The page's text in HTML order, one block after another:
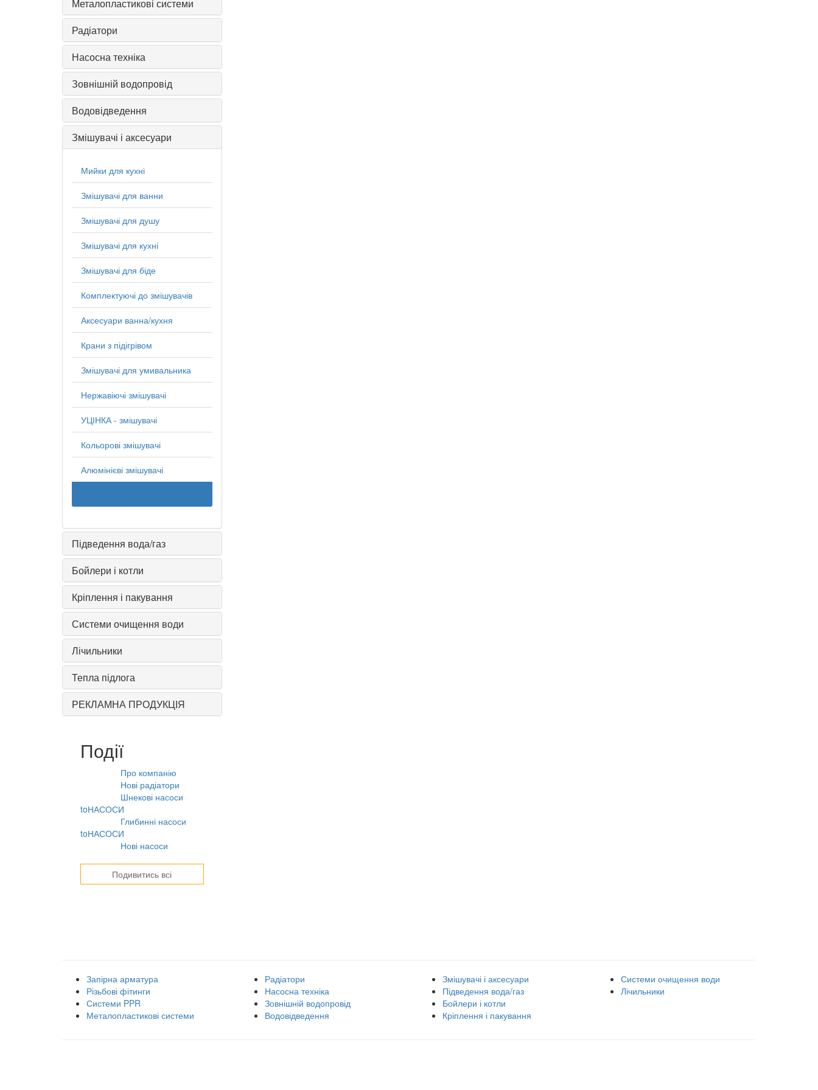
Металопластикові системи
Радіатори
Насосна техніка
Зовнішній водопровід
Водовідведення
Змішувачі і аксесуари
Мийки для кухні
Змішувачі для ванни
Змішувачі для душу
Змішувачі для кухні
Змішувачі для біде
Комплектуючі до змішувачів
Аксесуари ванна/кухня
Крани з підігрівом
Змішувачі для умивальника
Нержавіючі змішувачі
УЦІНКА - змішувачі
Кольорові змішувачі
Алюмінієві змішувачі
Підведення вода/газ
Бойлери і котли
Кріплення і пакування
Системи очищення води
Лічильники
Тепла підлога
РЕКЛАМНА ПРОДУКЦІЯ
Події
Про компанію
Нові радіатори
Шнекові насоси
toНАСОСИ
Глибинні насоси
toНАСОСИ
Нові насоси
Подивитись всі
Запірна арматура
Різьбові фітинги
Системи PPR
Металопластикові системи
Радіатори
Насосна техніка
Зовнішній водопровід
Водовідведення
Змішувачі і аксесуари
Підведення вода/газ
Бойлери і котли
Кріплення і пакування
Системи очищення води
Лічильники